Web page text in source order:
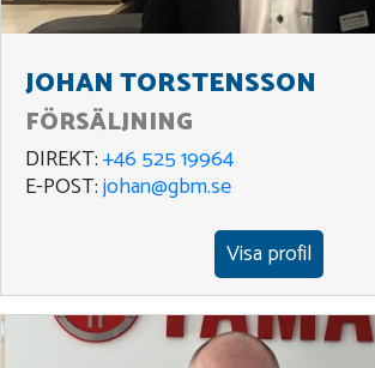
JOHAN TORSTENSSON
FÖRSÄLJNING
DIREKT:+46 525 19964
E-POST:johan@gbm.se
Visa profil